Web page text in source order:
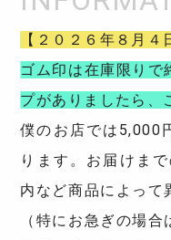
【２０２６年８月
ゴム印は在庫限りで
プがありましたら、
僕のお店では5,000
ります。お届けま
内など商品によって
（特にお急ぎの場